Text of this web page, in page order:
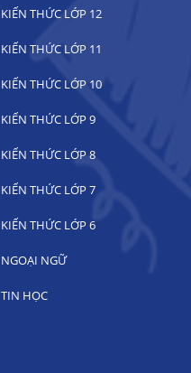
KIẾN THỨC LỚP 12
KIẾN THỨC LỚP 11
KIẾN THỨC LỚP 10
KIẾN THỨC LỚP 9
KIẾN THỨC LỚP 8
KIẾN THỨC LỚP 7
KIẾN THỨC LỚP 6
NGOẠI NGỮ
TIN HỌC